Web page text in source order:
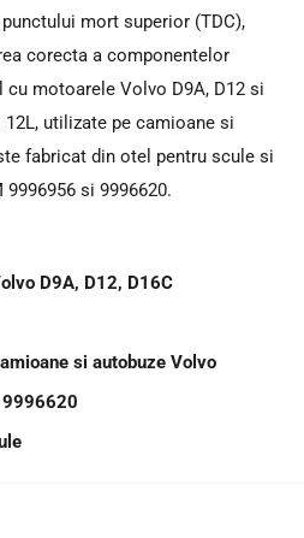
mort superior (TDC),
corecta a componentelor
motoarele Volvo D9A, D12 si
utilizate pe camioane si
fabricat din otel pentru scule si
si 9996620.
D9A, D12, D16C
si autobuze Volvo